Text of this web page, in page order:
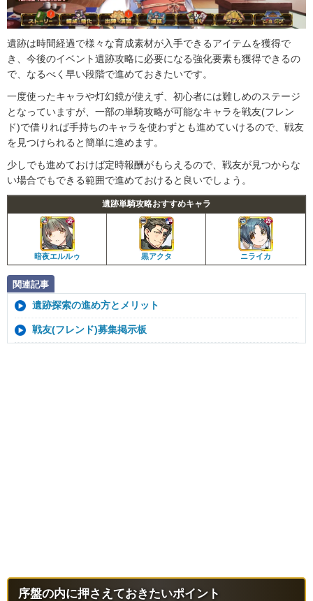
遺跡は時間経過で様々な育成素材が入手できるアイテムを獲得で
き、今後のイベント遺跡攻略に必要になる強化要素も獲得できるの
で、なるべく早い段階で進めておきたいです。
一度使ったキャラや灯幻鏡が使えず、初心者には難しめのステージ
となっていますが、一部の単騎攻略が可能なキャラを戦友(フレン
ド)で借りれば手持ちのキャラを使わずとも進めていけるので、戦友
を見つけられると簡単に進めます。
少しでも進めておけば定時報酬がもらえるので、戦友が見つからな
い場合でもできる範囲で進めておけると良いでしょう。
遺跡単騎攻略おすすめキャラ
暗夜エルルゥ 黒アクタ ニライカ
関連記事
遺跡探索の進め方とメリット
戦友(フレンド)募集掲示板
序盤の内に押さえておきたいポイント